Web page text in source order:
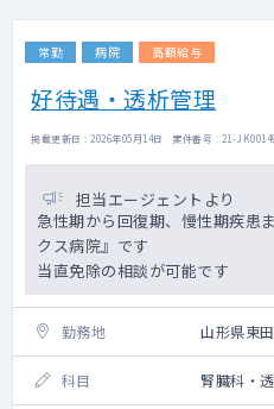
常勤 病院 高額給与
好待遇・透析管理
掲載更新日 : 2026年05月14日 案件番号 : 21-
担当エージェントより
急性期から回復期、慢性期疾患
クス病院』です
当直免除の相談が可能です
勤務地 山形県東
科目 腎臓科・